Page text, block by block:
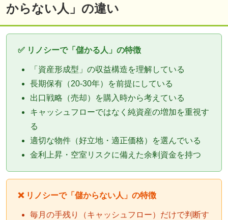
からない人」の違い
✅ リノシーで「儲かる人」の特徴
「資産形成型」の収益構造を理解している
長期保有（20-30年）を前提にしている
出口戦略（売却）を購入時から考えている
キャッシュフローではなく純資産の増加を重視す
る
適切な物件（好立地・適正価格）を選んでいる
金利上昇・空室リスクに備えた余剰資金を持つ
❌ リノシーで「儲からない人」の特徴
毎月の手残り（キャッシュフロー）だけで判断す